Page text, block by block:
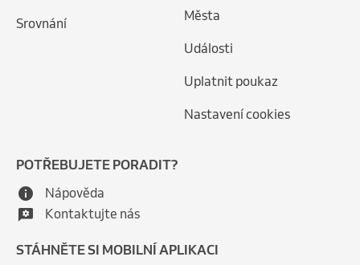
Srovnání Města
Události
Uplatnit poukaz
Nastavení cookies
POTŘEBUJETE PORADIT?
Nápověda
Kontaktujte nás
STÁHNĚTE SI MOBILNÍ APLIKACI